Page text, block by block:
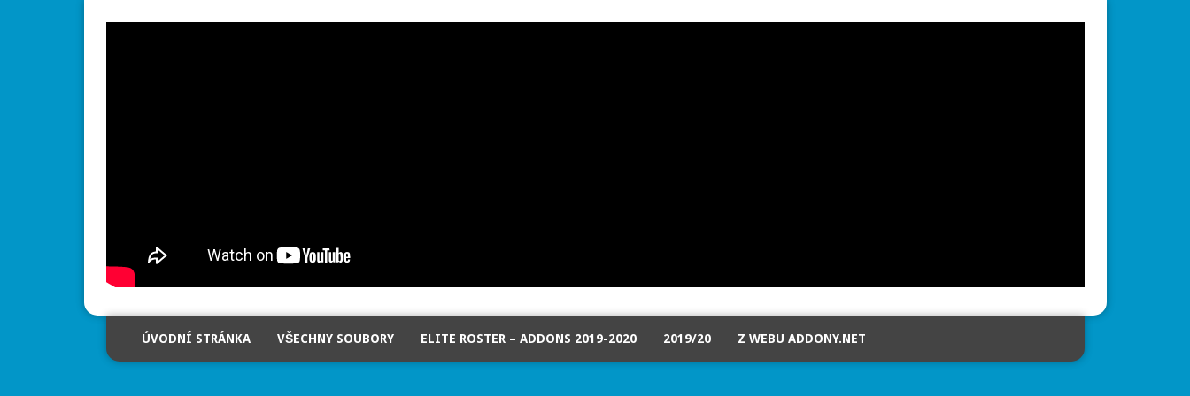
ÚVODNÍ STRÁNKA VŠECHNY SOUBORY ELITE ROSTER – ADDONS 2019-2020 2019/20 Z WEBU ADDONY.NET